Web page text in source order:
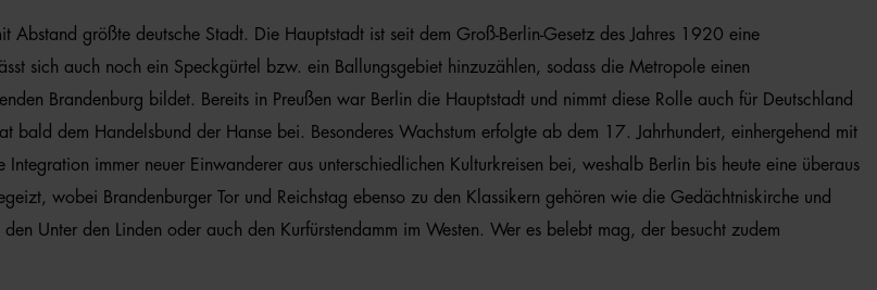
größte deutsche Stadt. Die Hauptstadt ist seit dem Groß-Berlin-Gesetz des Jahres 1920 eine
sich auch noch ein Speckgürtel bzw. ein Ballungsgebiet hinzuzählen, sodass die Metropole einen
Brandenburg bildet. Bereits in Preußen war Berlin die Hauptstadt und nimmt diese Rolle auch für Deutschland
dem Handelsbund der Hanse bei. Besonderes Wachstum erfolgte ab dem 17. Jahrhundert, einhergehend mit
immer neuer Einwanderer aus unterschiedlichen Kulturkreisen bei, weshalb Berlin bis heute eine überaus
wobei Brandenburger Tor und Reichstag ebenso zu den Klassikern gehören wie die Gedächtniskirche und
Unter den Linden oder auch den Kurfürstendamm im Westen. Wer es belebt mag, der besucht zudem